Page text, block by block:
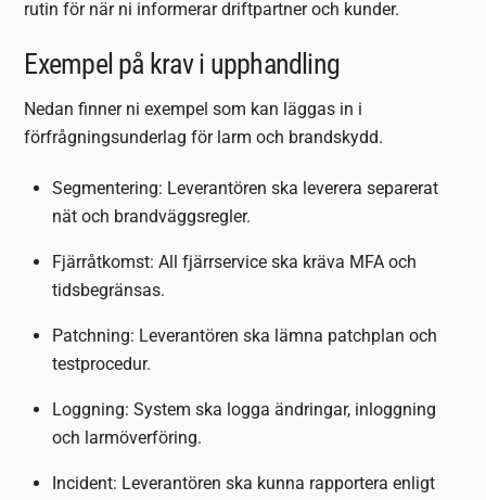
rutin för när ni informerar driftpartner och kunder.
Exempel på krav i upphandling
Nedan finner ni exempel som kan läggas in i
förfrågningsunderlag för larm och brandskydd.
Segmentering: Leverantören ska leverera separerat
nät och brandväggsregler.
Fjärråtkomst: All fjärrservice ska kräva MFA och
tidsbegränsas.
Patchning: Leverantören ska lämna patchplan och
testprocedur.
Loggning: System ska logga ändringar, inloggning
och larmöverföring.
Incident: Leverantören ska kunna rapportera enligt